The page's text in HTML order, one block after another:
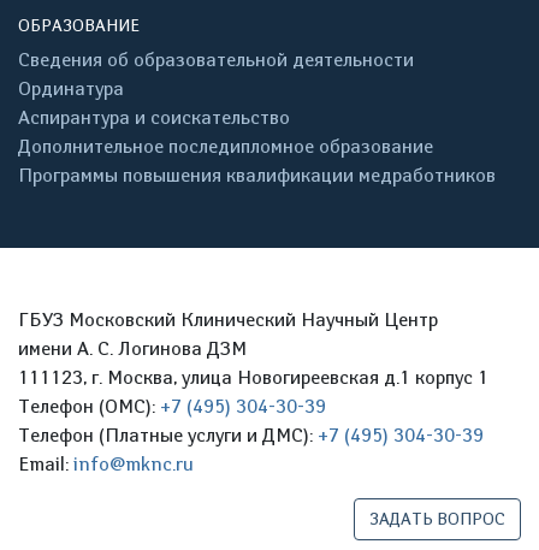
ОБРАЗОВАНИЕ
Сведения об образовательной деятельности
Ординатура
Аспирантура и соискательство
Дополнительное последипломное образование
Программы повышения квалификации медработников
ГБУЗ Московский Клинический Научный Центр
имени А. С. Логинова ДЗМ
111123, г. Москва, улица Новогиреевская д.1 корпус 1
Телефон (ОМС): +7 (495) 304-30-39
Телефон (Платные услуги и ДМС): +7 (495) 304-30-39
Email: info@mknc.ru
ЗАДАТЬ ВОПРОС